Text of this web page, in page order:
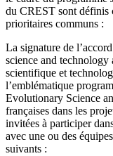
du CREST sont définis
prioritaires communs :
La signature de
science and
scientifique et
l’emblématique
Evolutionary Science
françaises dans les
invitées à participer
avec une ou des
suivants :